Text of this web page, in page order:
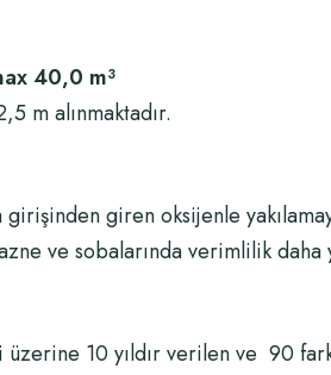
40,0 m³
m alınmaktadır.
giren oksijenle
ve sobalarında verimlilik
10 yıldır verilen ve 90